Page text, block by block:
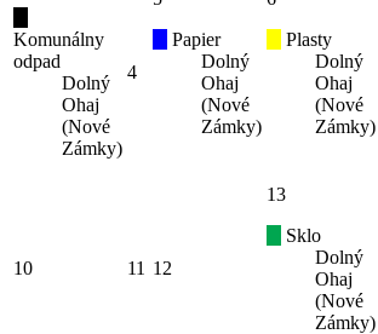
Komunálny
odpad
Dolný
Ohaj
(Nové
Zámky)
4
Papier
Dolný
Ohaj
(Nové
Zámky)
Plasty
Dolný
Ohaj
(Nové
Zámky)
10 11 12
13
Sklo
Dolný
Ohaj
(Nové
Zámky)